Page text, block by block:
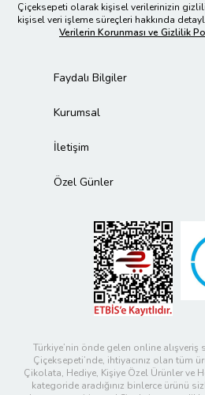
Çiçeksepeti olarak kişisel verilerinizin
kişisel veri işleme süreçleri hakkında
Verilerin Korunması ve Gizlilik
Faydalı Bilgiler
Kurumsal
İletişim
Özel Günler
Türkiye’nin önde gelen online
Çiçeksepeti’nde, ihtiyacınız olan tüm
Çikolata, Hediye, Kişiye Özel Ürünler ve
kategoride aradığınız binlerce ürünü